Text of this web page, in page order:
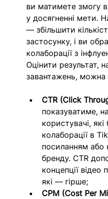
ви матимете змогу
у досягненні мети.
— збільшити
застосунку, і ви
колаборації з
Оцінити результат,
завантажень, можна
CTR (Click
показуватиме,
користувачі, які
колаборації в
посиланням або
бренду. CTR
концепції
які — гірше;
CPM (Cost Per